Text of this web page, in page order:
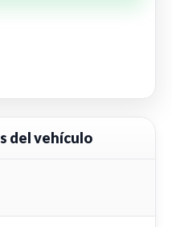
del vehículo